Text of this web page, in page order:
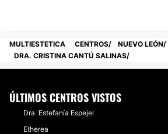
MULTIESTETICA CENTROS NUEVO LEÓN
DRA. CRISTINA CANTÚ SALINAS
ÚLTIMOS CENTROS VISTOS
Dra. Estefanía Espejel
Etherea